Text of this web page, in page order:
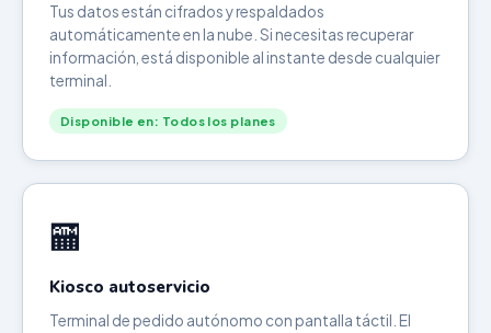
Tus datos están cifrados y respaldados
automáticamente en la nube. Si necesitas recuperar
información, está disponible al instante desde cualquier
terminal.
Disponible en: Todos los planes
🏧
Kiosco autoservicio
Terminal de pedido autónomo con pantalla táctil. El